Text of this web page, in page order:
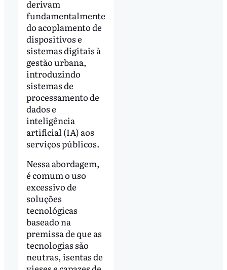
derivam
fundamentalmente
do acoplamento de
dispositivos e
sistemas digitais à
gestão urbana,
introduzindo
sistemas de
processamento de
dados e
inteligência
artificial (IA) aos
serviços públicos.
Nessa abordagem,
é comum o uso
excessivo de
soluções
tecnológicas
baseado na
premissa de que as
tecnologias são
neutras, isentas de